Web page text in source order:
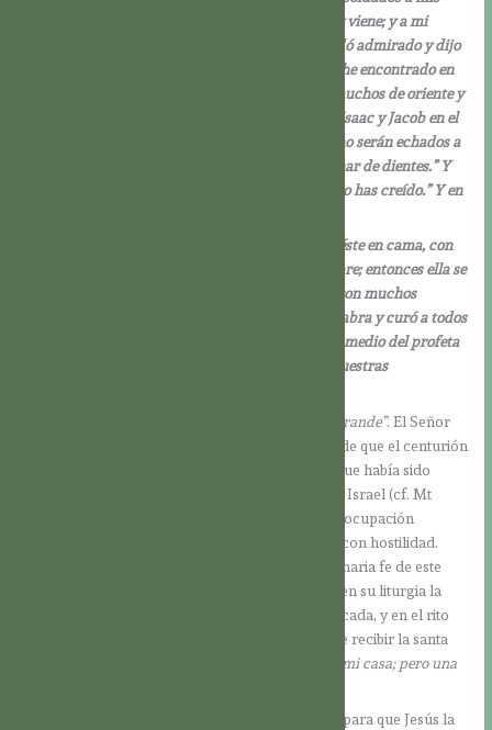
órdenes, y digo a éste: ‘Vete’, y va; y a otro: ‘Ven’, y viene; y a mi
siervo: ‘Haz esto’, y lo hace.” Al oír esto Jesús quedó admirado y dijo
a los que le seguían: “Os aseguro que en Israel no he encontrado en
nadie una fe tan grande. Y os digo que vendrán muchos de oriente y
occidente y se pondrán a la mesa con Abraham, Isaac y Jacob en el
reino de los Cielos, mientras que los hijos del Reino serán echados a
las tinieblas de fuera; allí será el llanto y el rechinar de dientes.” Y
dijo Jesús al centurión: “Anda; que te suceda como has creído.” Y en
Al llegar Jesús a casa de Pedro vio a la suegra de éste en cama, con
fiebre. La tomó de la mano y le desapareció la fiebre; entonces ella se
levantó y se puso a servirle. Al atardecer, le trajeron muchos
endemoniados; expulsó a los espíritus con su palabra y curó a todos
los enfermos, para que se cumpliera lo dicho por medio del profeta
Isaías: ‘Él tomó nuestras dolencias y cargó con nuestras
“En Israel no he encontrado en nadie una fe tan grande”. El Señor
no quiso dejar sin respuesta a una fe tal, a pesar de que el centurión
no pertenecía al Pueblo de Israel, y Jesús sabía que había sido
enviado en primer lugar a las ovejas perdidas de Israel (cf. Mt
15,24). Este centurión, en cambio, era parte de la ocupación
romana, que era vista por los israelitas más bien con hostilidad.
Pero Jesús se fijó en el corazón y en la extraordinaria fe de este
hombre. La Iglesia Católica Romana ha acogido en su liturgia la
afirmación del centurión, sólo levemente modificada, y en el rito
tradicional incluso se la repite tres veces antes de recibir la santa
“Señor, no soy digno de que entres en mi casa; pero una
¿Qué es lo extraordinario en la fe del centurión, para que Jesús la